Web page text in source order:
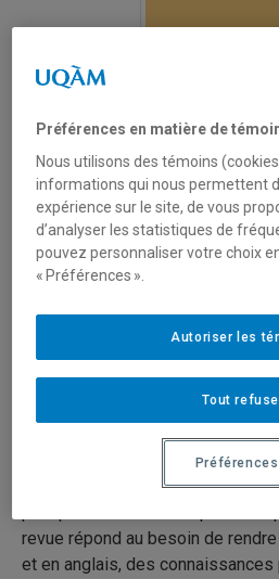
Site web de la
L’ANNÉE
PHILANTHROPIC YEAR
Depuis 2019
Annuelle (sauf hors-série)
L’Année PhiLanthropique est
dans la diffusion de
professionnelles dans le
revue répond au besoin de
et en anglais, des
Préférences en matière de
Nous utilisons des témoins
informations qui nous permettent
expérience sur le site, de vous
d’analyser les statistiques de
pouvez personnaliser votre choix
« Préférences ».
Tout
Autoriser les
Préférences